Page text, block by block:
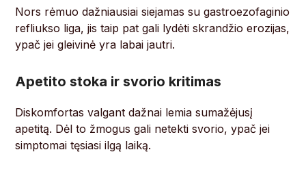
Nors rėmuo dažniausiai siejamas su gastroezofaginio
refliukso liga, jis taip pat gali lydėti skrandžio erozijas,
ypač jei gleivinė yra labai jautri.
Apetito stoka ir svorio kritimas
Diskomfortas valgant dažnai lemia sumažėjusį
apetitą. Dėl to žmogus gali netekti svorio, ypač jei
simptomai tęsiasi ilgą laiką.